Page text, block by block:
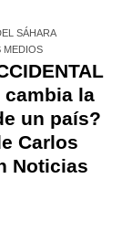
SÁHARA
MEDIOS
cambia la
un país?
Carlos
Noticias